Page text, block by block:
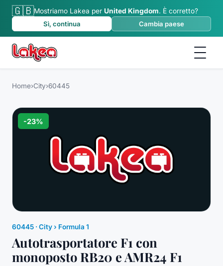
🇬🇧Mostriamo Lakea per United Kingdom. È corretto?
Sì, continua
Cambia paese
Home›City›60445
-23%
60445 ·City› Formula 1
Autotrasportatore F1 con
monoposto RB20 e AMR24 F1